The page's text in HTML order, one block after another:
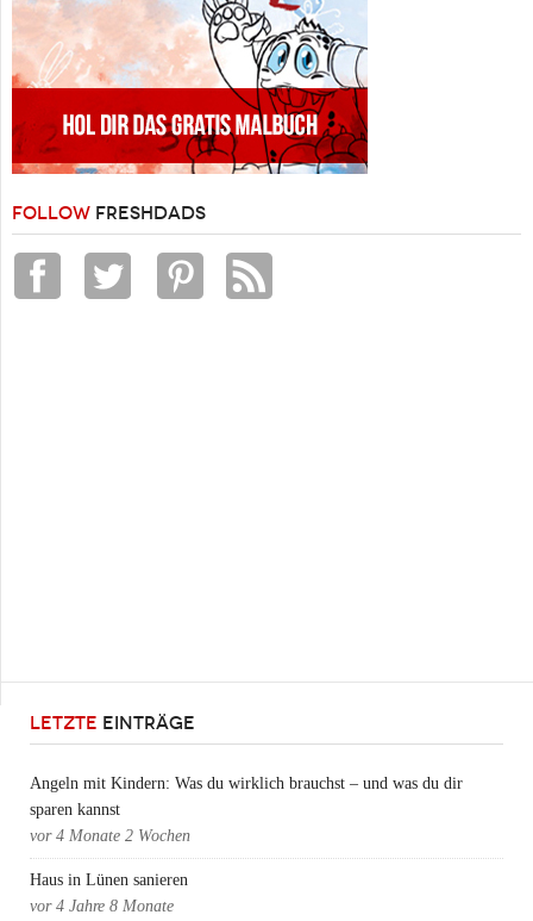
FOLLOW FRESHDADS
LETZTE EINTRÄGE
Angeln mit Kindern: Was du wirklich brauchst – und was du dir
sparen kannst
vor 4 Monate 2 Wochen
Haus in Lünen sanieren
vor 4 Jahre 8 Monate